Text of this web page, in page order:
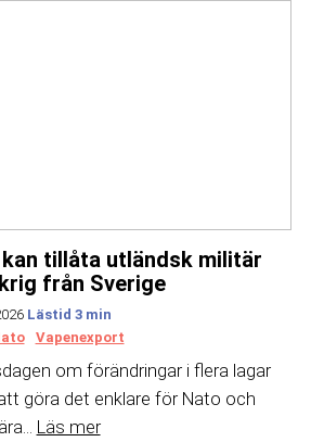
tillåta utländsk militär
från Sverige
Vapenexport
om förändringar i flera lagar
göra det enklare för Nato och
Läs mer